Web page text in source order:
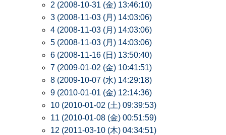
2 (2008-10-31 (金) 13:46:10)
3 (2008-11-03 (月) 14:03:06)
4 (2008-11-03 (月) 14:03:06)
5 (2008-11-03 (月) 14:03:06)
6 (2008-11-16 (日) 13:50:40)
7 (2009-01-02 (金) 10:41:51)
8 (2009-10-07 (水) 14:29:18)
9 (2010-01-01 (金) 12:14:36)
10 (2010-01-02 (土) 09:39:53)
11 (2010-01-08 (金) 00:51:59)
12 (2011-03-10 (木) 04:34:51)